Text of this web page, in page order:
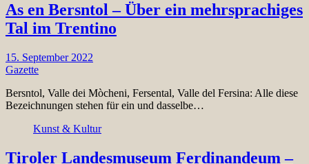
As en Bersntol – Über ein mehrsprachiges
Tal im Trentino
15. September 2022
Gazette
Bersntol, Valle dei Mòcheni, Fersental, Valle del Fersina: Alle diese
Bezeichnungen stehen für ein und dasselbe…
Kunst & Kultur
Tiroler Landesmuseum Ferdinandeum –